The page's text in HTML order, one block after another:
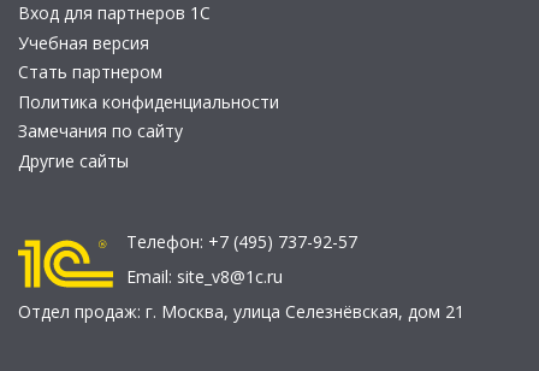
Вход для партнеров 1С
Учебная версия
Стать партнером
Политика конфиденциальности
Замечания по сайту
Другие сайты
Телефон: +7 (495) 737-92-57
Email: site_v8@1c.ru
Отдел продаж: г. Москва, улица Селезнёвская, дом 21